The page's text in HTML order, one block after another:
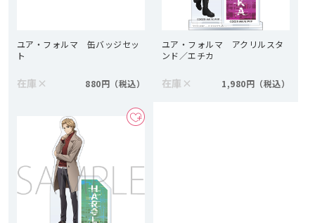
ユア・フォルマ 缶バッジセッ
ト
在庫 × 880円
ユア・フォルマ アクリルスタ
ンド／エチカ
在庫 × 1,980円